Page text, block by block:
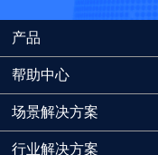
产品
帮助中心
场景解决方案
行业解决方案